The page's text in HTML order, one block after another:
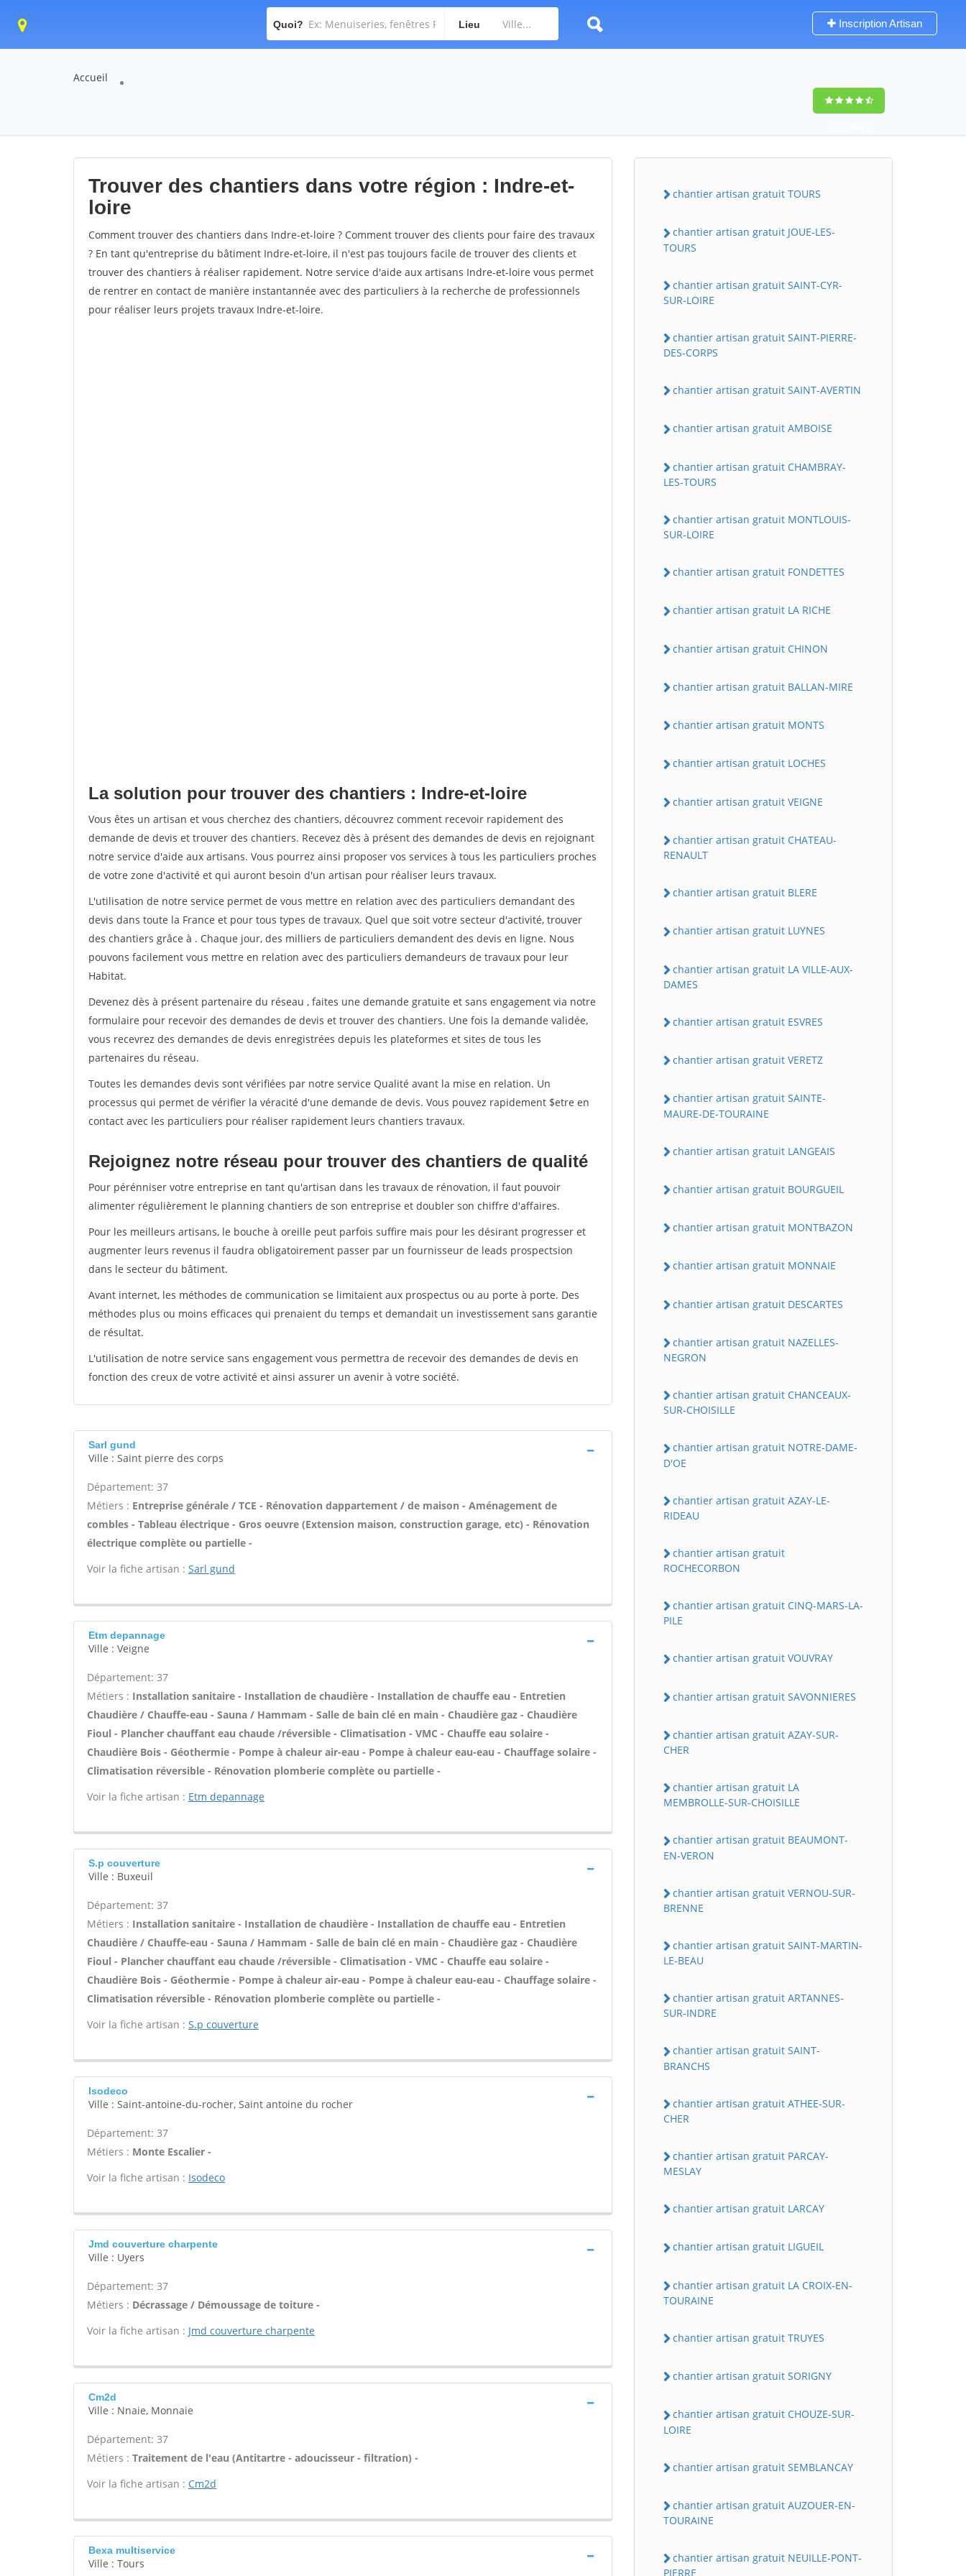
Quoi? Lieu Inscription Artisan
Accueil
Trouver des chantiers dans votre région : Indre-et-
loire
Comment trouver des chantiers dans Indre-et-loire ? Comment trouver des clients pour faire des travaux
? En tant qu'entreprise du bâtiment Indre-et-loire, il n'est pas toujours facile de trouver des clients et
trouver des chantiers à réaliser rapidement. Notre service d'aide aux artisans Indre-et-loire vous permet
de rentrer en contact de manière instantannée avec des particuliers à la recherche de professionnels
pour réaliser leurs projets travaux Indre-et-loire.
La solution pour trouver des chantiers : Indre-et-loire
Vous êtes un artisan et vous cherchez des chantiers, découvrez comment recevoir rapidement des
demande de devis et trouver des chantiers. Recevez dès à présent des demandes de devis en rejoignant
notre service d'aide aux artisans. Vous pourrez ainsi proposer vos services à tous les particuliers proches
de votre zone d'activité et qui auront besoin d'un artisan pour réaliser leurs travaux.
L'utilisation de notre service permet de vous mettre en relation avec des particuliers demandant des
devis dans toute la France et pour tous types de travaux. Quel que soit votre secteur d'activité, trouver
des chantiers grâce à . Chaque jour, des milliers de particuliers demandent des devis en ligne. Nous
pouvons facilement vous mettre en relation avec des particuliers demandeurs de travaux pour leur
Habitat.
Devenez dès à présent partenaire du réseau , faites une demande gratuite et sans engagement via notre
formulaire pour recevoir des demandes de devis et trouver des chantiers. Une fois la demande validée,
vous recevrez des demandes de devis enregistrées depuis les plateformes et sites de tous les
partenaires du réseau.
Toutes les demandes devis sont vérifiées par notre service Qualité avant la mise en relation. Un
processus qui permet de vérifier la véracité d'une demande de devis. Vous pouvez rapidement $etre en
contact avec les particuliers pour réaliser rapidement leurs chantiers travaux.
Rejoignez notre réseau pour trouver des chantiers de qualité
Pour pérénniser votre entreprise en tant qu'artisan dans les travaux de rénovation, il faut pouvoir
alimenter régulièrement le planning chantiers de son entreprise et doubler son chiffre d'affaires.
Pour les meilleurs artisans, le bouche à oreille peut parfois suffire mais pour les désirant progresser et
augmenter leurs revenus il faudra obligatoirement passer par un fournisseur de leads prospectsion
dans le secteur du bâtiment.
Avant internet, les méthodes de communication se limitaient aux prospectus ou au porte à porte. Des
méthodes plus ou moins efficaces qui prenaient du temps et demandait un investissement sans garantie
de résultat.
L'utilisation de notre service sans engagement vous permettra de recevoir des demandes de devis en
fonction des creux de votre activité et ainsi assurer un avenir à votre société.
Sarl gund
Ville : Saint pierre des corps
Département: 37
Métiers : Entreprise générale / TCE - Rénovation dappartement / de maison - Aménagement de
combles - Tableau électrique - Gros oeuvre (Extension maison, construction garage, etc) - Rénovation
électrique complète ou partielle -
Voir la fiche artisan : Sarl gund
Etm depannage
Ville : Veigne
Département: 37
Métiers : Installation sanitaire - Installation de chaudière - Installation de chauffe eau - Entretien
Chaudière / Chauffe-eau - Sauna / Hammam - Salle de bain clé en main - Chaudière gaz - Chaudière
Fioul - Plancher chauffant eau chaude /réversible - Climatisation - VMC - Chauffe eau solaire -
Chaudière Bois - Géothermie - Pompe à chaleur air-eau - Pompe à chaleur eau-eau - Chauffage solaire -
Climatisation réversible - Rénovation plomberie complète ou partielle -
Voir la fiche artisan : Etm depannage
S.p couverture
Ville : Buxeuil
Département: 37
Métiers : Installation sanitaire - Installation de chaudière - Installation de chauffe eau - Entretien
Chaudière / Chauffe-eau - Sauna / Hammam - Salle de bain clé en main - Chaudière gaz - Chaudière
Fioul - Plancher chauffant eau chaude /réversible - Climatisation - VMC - Chauffe eau solaire -
Chaudière Bois - Géothermie - Pompe à chaleur air-eau - Pompe à chaleur eau-eau - Chauffage solaire -
Climatisation réversible - Rénovation plomberie complète ou partielle -
Voir la fiche artisan : S.p couverture
Isodeco
Ville : Saint-antoine-du-rocher, Saint antoine du rocher
Département: 37
Métiers : Monte Escalier -
Voir la fiche artisan : Isodeco
Jmd couverture charpente
Ville : Uyers
Département: 37
Métiers : Décrassage / Démoussage de toiture -
Voir la fiche artisan : Jmd couverture charpente
Cm2d
Ville : Nnaie, Monnaie
Département: 37
Métiers : Traitement de l'eau (Antitartre - adoucisseur - filtration) -
Voir la fiche artisan : Cm2d
Bexa multiservice
Ville : Tours
chantier artisan gratuit TOURS
chantier artisan gratuit JOUE-LES-
TOURS
chantier artisan gratuit SAINT-CYR-
SUR-LOIRE
chantier artisan gratuit SAINT-PIERRE-
DES-CORPS
chantier artisan gratuit SAINT-AVERTIN
chantier artisan gratuit AMBOISE
chantier artisan gratuit CHAMBRAY-
LES-TOURS
chantier artisan gratuit MONTLOUIS-
SUR-LOIRE
chantier artisan gratuit FONDETTES
chantier artisan gratuit LA RICHE
chantier artisan gratuit CHINON
chantier artisan gratuit BALLAN-MIRE
chantier artisan gratuit MONTS
chantier artisan gratuit LOCHES
chantier artisan gratuit VEIGNE
chantier artisan gratuit CHATEAU-
RENAULT
chantier artisan gratuit BLERE
chantier artisan gratuit LUYNES
chantier artisan gratuit LA VILLE-AUX-
DAMES
chantier artisan gratuit ESVRES
chantier artisan gratuit VERETZ
chantier artisan gratuit SAINTE-
MAURE-DE-TOURAINE
chantier artisan gratuit LANGEAIS
chantier artisan gratuit BOURGUEIL
chantier artisan gratuit MONTBAZON
chantier artisan gratuit MONNAIE
chantier artisan gratuit DESCARTES
chantier artisan gratuit NAZELLES-
NEGRON
chantier artisan gratuit CHANCEAUX-
SUR-CHOISILLE
chantier artisan gratuit NOTRE-DAME-
D'OE
chantier artisan gratuit AZAY-LE-
RIDEAU
chantier artisan gratuit
ROCHECORBON
chantier artisan gratuit CINQ-MARS-LA-
PILE
chantier artisan gratuit VOUVRAY
chantier artisan gratuit SAVONNIERES
chantier artisan gratuit AZAY-SUR-
CHER
chantier artisan gratuit LA
MEMBROLLE-SUR-CHOISILLE
chantier artisan gratuit BEAUMONT-
EN-VERON
chantier artisan gratuit VERNOU-SUR-
BRENNE
chantier artisan gratuit SAINT-MARTIN-
LE-BEAU
chantier artisan gratuit ARTANNES-
SUR-INDRE
chantier artisan gratuit SAINT-
BRANCHS
chantier artisan gratuit ATHEE-SUR-
CHER
chantier artisan gratuit PARCAY-
MESLAY
chantier artisan gratuit LARCAY
chantier artisan gratuit LIGUEIL
chantier artisan gratuit LA CROIX-EN-
TOURAINE
chantier artisan gratuit TRUYES
chantier artisan gratuit SORIGNY
chantier artisan gratuit CHOUZE-SUR-
LOIRE
chantier artisan gratuit SEMBLANCAY
chantier artisan gratuit AUZOUER-EN-
TOURAINE
chantier artisan gratuit NEUILLE-PONT-
PIERRE